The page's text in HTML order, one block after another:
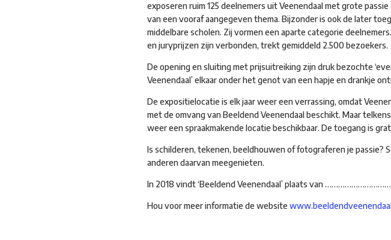
exposeren ruim 125 deelnemers uit Veenendaal met grote
van een vooraf aangegeven thema. Bijzonder is ook de later
middelbare scholen. Zij vormen een aparte categorie
en juryprijzen zijn verbonden, trekt gemiddeld 2.500 bezoekers.
De opening en sluiting met prijsuitreiking zijn druk bezochte
Veenendaal’ elkaar onder het genot van een hapje en drankje
De expositielocatie is elk jaar weer een verrassing, omdat
met de omvang van Beeldend Veenendaal beschikt. Maar
weer een spraakmakende locatie beschikbaar. De toegang is
Is schilderen, tekenen, beeldhouwen of fotograferen je passie?
anderen daarvan meegenieten.
In 2018 vindt ‘Beeldend Veenendaal’ plaats van
Hou voor meer informatie de website